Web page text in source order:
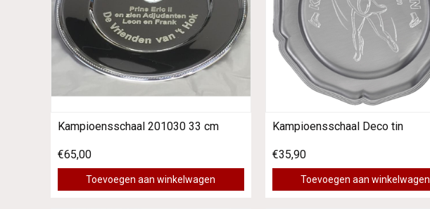
Kampioensschaal 201030 33 cm
€65,00
Toevoegen aan winkelwagen
Kampioensschaal Deco tin
€35,90
Toevoegen aan winkelwagen